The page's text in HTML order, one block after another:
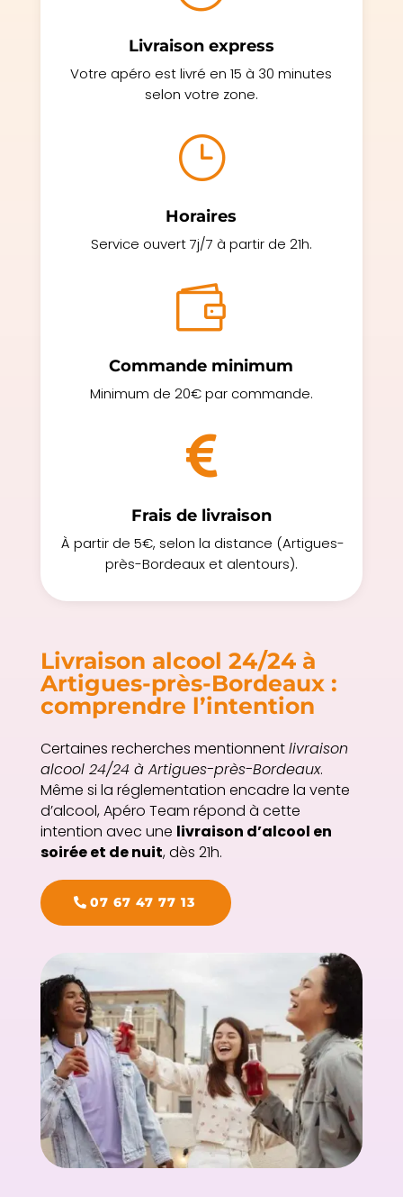
Livraison express
Votre apéro est livré en 15 à 30 minutes
selon votre zone.
}
Horaires
Service ouvert 7j/7 à partir de 21h.

Commande minimum
Minimum de 20€ par commande.

Frais de livraison
À partir de 5€, selon la distance (Artigues-
près-Bordeaux et alentours).
Livraison alcool 24/24 à
Artigues-près-Bordeaux :
comprendre l’intention
Certaines recherches mentionnentlivraison
alcool 24/24 à Artigues-près-Bordeaux.
Même si la réglementation encadre la vente
d’alcool, Apéro Team répond à cette
intention avec une livraison d’alcool en
soirée et de nuit, dès 21h.
07 67 47 77 13